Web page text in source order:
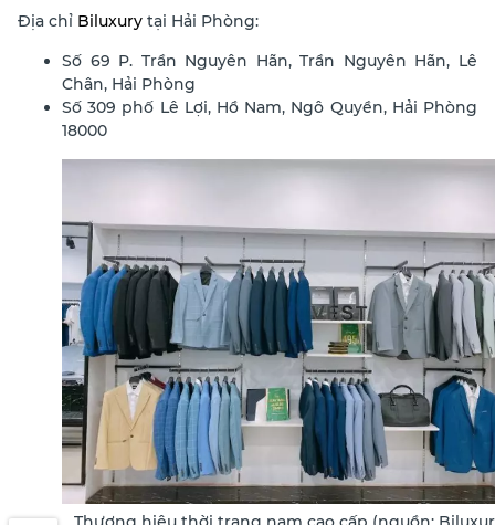
Địa chỉ Biluxury tại Hải Phòng:
Số 69 P. Trần Nguyên Hãn, Trần Nguyên Hãn, Lê
Chân, Hải Phòng
Số 309 phố Lê Lợi, Hồ Nam, Ngô Quyền, Hải Phòng
18000